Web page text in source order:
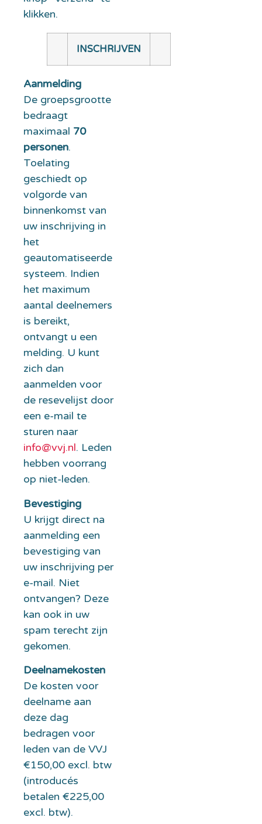
klikken.
INSCHRIJVEN
Aanmelding
De groepsgrootte
bedraagt
maximaal 70
personen.
Toelating
geschiedt op
volgorde van
binnenkomst van
uw inschrijving in
het
geautomatiseerde
systeem. Indien
het maximum
aantal deelnemers
is bereikt,
ontvangt u een
melding. U kunt
zich dan
aanmelden voor
de resevelijst door
een e-mail te
sturen naar
info@vvj.nl. Leden
hebben voorrang
op niet-leden.
Bevestiging
U krijgt direct na
aanmelding een
bevestiging van
uw inschrijving per
e-mail. Niet
ontvangen? Deze
kan ook in uw
spam terecht zijn
gekomen.
Deelnamekosten
De kosten voor
deelname aan
deze dag
bedragen voor
leden van de VVJ
€150,00 excl. btw
(introducés
betalen €225,00
excl. btw).